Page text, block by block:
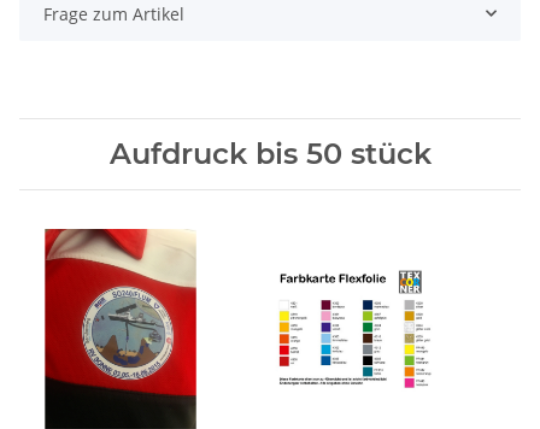
Frage zum Artikel
Aufdruck bis 50 stück